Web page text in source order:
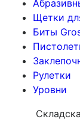
Щетки
Биты
Рулетки
Уровни